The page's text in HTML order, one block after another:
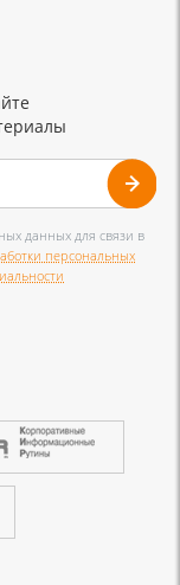
данных для связи в
персональных